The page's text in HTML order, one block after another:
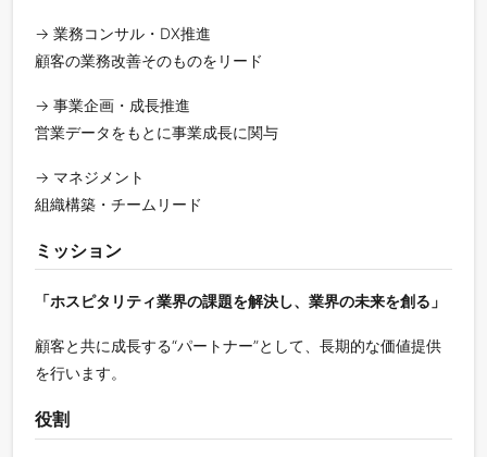
→ 業務コンサル・DX推進
顧客の業務改善そのものをリード
→ 事業企画・成長推進
営業データをもとに事業成長に関与
→ マネジメント
組織構築・チームリード
ミッション
「ホスピタリティ業界の課題を解決し、業界の未来を創る」
顧客と共に成長する“パートナー”として、長期的な価値提供
を行います。
役割